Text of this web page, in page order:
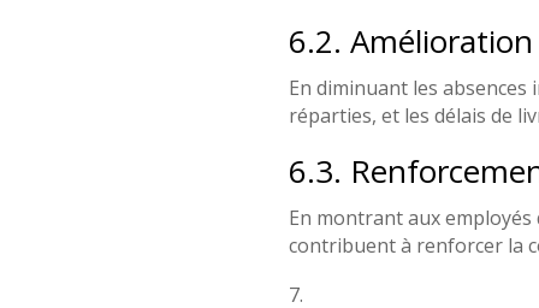
6.2.
En diminuant les
réparties, et les délais de
6.3.
En montrant aux employés
contribuent à renforcer la